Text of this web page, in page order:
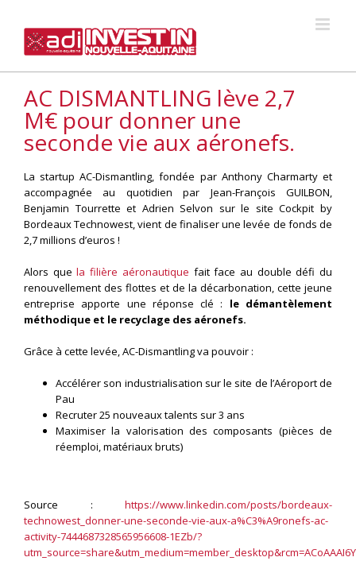
content
AC DISMANTLING lève 2,7
M€ pour donner une
seconde vie aux aéronefs.
La startup AC-Dismantling, fondée par Anthony Charmarty et
accompagnée au quotidien par Jean-François GUILBON,
Benjamin Tourrette et Adrien Selvon sur le site Cockpit by
Bordeaux Technowest, vient de finaliser une levée de fonds de
2,7 millions d’euros !
Alors quela filière aéronautique fait face au double défi du
renouvellement des flottes et de la décarbonation, cette jeune
entreprise apporte une réponse clé : le démantèlement
méthodique et le recyclage des aéronefs.
Grâce à cette levée, AC-Dismantling va pouvoir :
Accélérer son industrialisation sur le site de l’Aéroport de
Pau
Recruter 25 nouveaux talents sur 3 ans
Maximiser la valorisation des composants (pièces de
réemploi, matériaux bruts)
Source : https://www.linkedin.com/posts/bordeaux-
technowest_donner-une-seconde-vie-aux-a%C3%A9ronefs-ac-
activity-7444687328565956608-1EZb/?